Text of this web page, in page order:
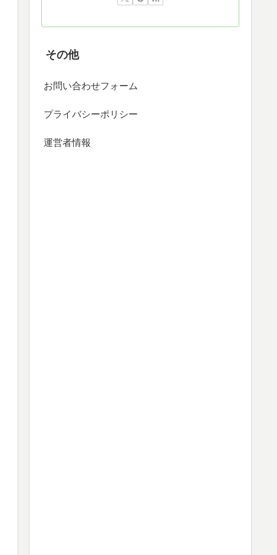
その他
お問い合わせフォーム
プライバシーポリシー
運営者情報